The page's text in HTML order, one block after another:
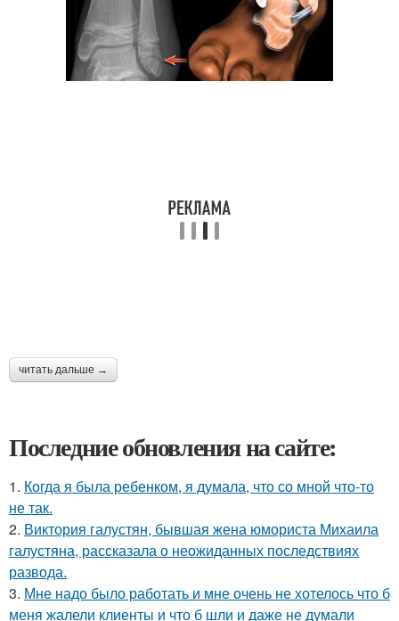
читать дальше →
Последние обновления на сайте:
1. Когда я была ребенком, я думала, что со мной что-то
не так.
2. Виктория галустян, бывшая жена юмориста Михаила
галустяна, рассказала о неожиданных последствиях
развода.
3. Мне надо было работать и мне очень не хотелось что б
меня жалели клиенты и что б шли и даже не думали